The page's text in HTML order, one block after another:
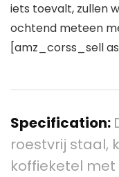
iets toevalt, zullen
ochtend meteen
[amz_corss_sell
Specification:
roestvrij staal,
koffieketel